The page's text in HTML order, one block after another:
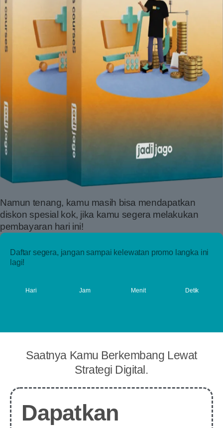
Namun tenang, kamu masih bisa mendapatkan
diskon spesial kok, jika kamu segera melakukan
pembayaran hari ini!
Daftar segera, jangan sampai kelewatan promo langka ini
lagi!
Hari Jam Menit Detik
Saatnya Kamu Berkembang Lewat
Strategi Digital.
Dapatkan